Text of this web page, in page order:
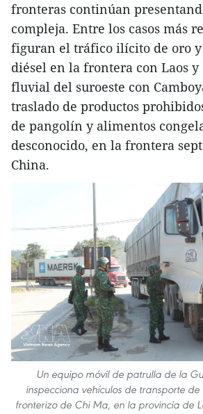
fronteras continúan
compleja. Entre los casos más
figuran el tráfico ilícito de oro
diésel en la frontera con Laos
fluvial del suroeste con
traslado de productos
de pangolín y alimentos
desconocido, en la frontera
China.
Un equipo móvil de patrulla de la
inspecciona vehículos de transporte
fronterizo de Chi Ma, en la provincia de